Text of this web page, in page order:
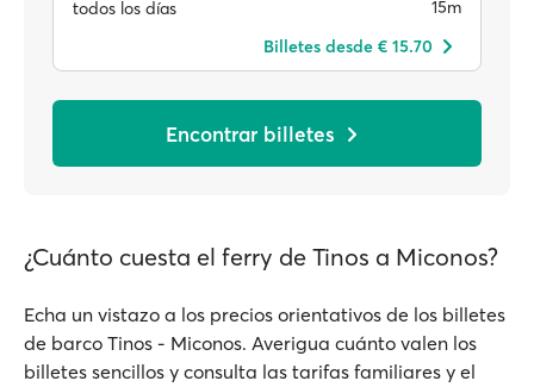
todos los días
15m
Billetes desde € 15.70
Encontrar billetes
¿Cuánto cuesta el ferry de Tinos a Miconos?
Echa un vistazo a los precios orientativos de los billetes
de barco Tinos - Miconos. Averigua cuánto valen los
billetes sencillos y consulta las tarifas familiares y el